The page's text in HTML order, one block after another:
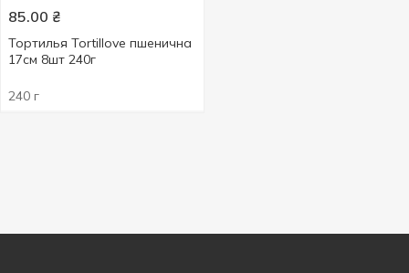
85.00 ₴
Тортилья Tortillove пшенична
17см 8шт 240г
240 г